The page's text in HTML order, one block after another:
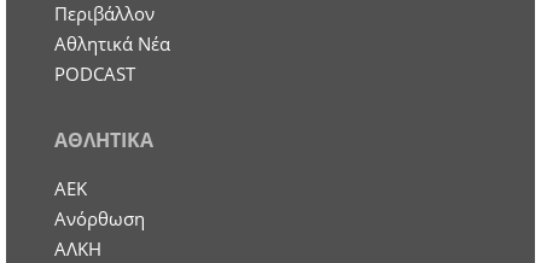
Περιβάλλον
Αθλητικά Νέα
PODCAST
ΑΘΛΗΤΙΚΑ
ΑΕΚ
Ανόρθωση
ΑΛΚΗ